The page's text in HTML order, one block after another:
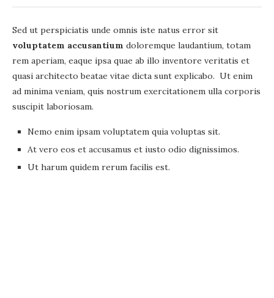
Sed ut perspiciatis unde omnis iste natus error sit
voluptatem accusantium doloremque laudantium, totam
rem aperiam, eaque ipsa quae ab illo inventore veritatis et
quasi architecto beatae vitae dicta sunt explicabo. Ut enim
ad minima veniam, quis nostrum exercitationem ulla corporis
suscipit laboriosam.
Nemo enim ipsam voluptatem quia voluptas sit.
At vero eos et accusamus et iusto odio dignissimos.
Ut harum quidem rerum facilis est.